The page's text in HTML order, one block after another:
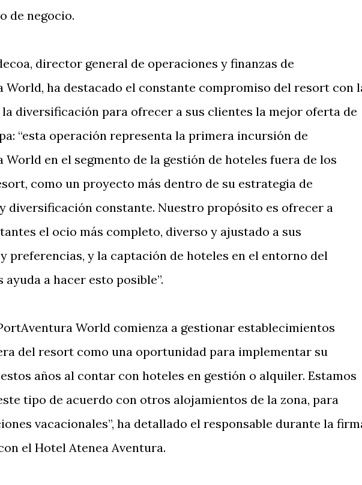
de negocio.
director general de operaciones y finanzas de
World, ha destacado el constante compromiso del resort con
diversificación para ofrecer a sus clientes la mejor oferta de
“esta operación representa la primera incursión de
World en el segmento de la gestión de hoteles fuera de los
como un proyecto más dentro de su estrategia de
diversificación constante. Nuestro propósito es ofrecer a
el ocio más completo, diverso y ajustado a sus
preferencias, y la captación de hoteles en el entorno del
ayuda a hacer esto posible”.
World comienza a gestionar establecimientos
del resort como una oportunidad para implementar su
años al contar con hoteles en gestión o alquiler. Estamos
tipo de acuerdo con otros alojamientos de la zona, para
vacacionales”, ha detallado el responsable durante la
el Hotel Atenea Aventura.